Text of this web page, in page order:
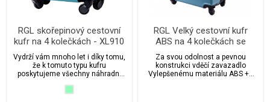
RGL skořepinový cestovní
kufr na 4 kolečkách - XL910
Vydrží vám mnoho let i díky tomu,
že k tomuto typu kufru
poskytujeme všechny náhradní
RGL Velký cestovní kufr
ABS na 4 kolečkách se
zámkem - XL520
Za svou odolnost a pevnou
konstrukci vděčí zavazadlo
Vylepšenému materiálu ABS ++